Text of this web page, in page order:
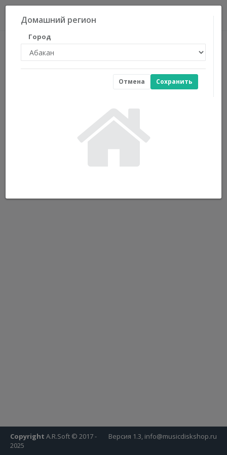
Домашний регион
Город
Сохранить
Отмена
Версия 1.3, info@musicdiskshop.ru
Copyright A.R.Soft © 2017 -
2025